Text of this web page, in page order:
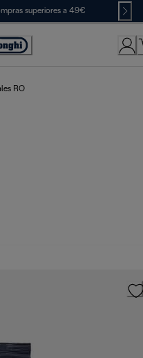
superiores a 49€
RO